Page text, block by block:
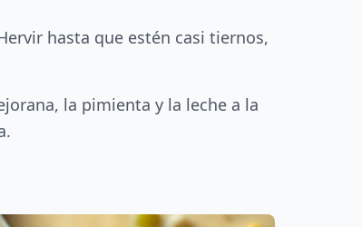
hasta que estén casi tiernos,
la pimienta y la leche a la